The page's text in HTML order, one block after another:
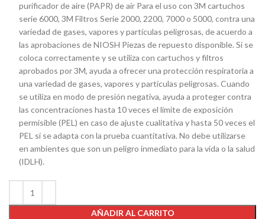
purificador de aire (PAPR) de air Para el uso con 3M cartuchos
serie 6000, 3M Filtros Serie 2000, 2200, 7000 o 5000, contra una
variedad de gases, vapores y partículas peligrosas, de acuerdo a
las aprobaciones de NIOSH Piezas de repuesto disponible. Si se
coloca correctamente y se utiliza con cartuchos y filtros
aprobados por 3M, ayuda a ofrecer una protección respiratoria a
una variedad de gases, vapores y partículas peligrosas. Cuando
se utiliza en modo de presión negativa, ayuda a proteger contra
las concentraciones hasta 10 veces el límite de exposición
permisible (PEL) en caso de ajuste cualitativa y hasta 50 veces el
PEL si se adapta con la prueba cuantitativa. No debe utilizarse
en ambientes que son un peligro inmediato para la vida o la salud
(IDLH).
AÑADIR AL CARRITO